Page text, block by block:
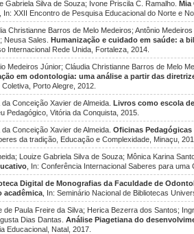
Gabriela Silva de Souza; Ivone Priscila C. Ramalho. Mia
, In: XXII Encontro de Pesquisa Educacional do Norte e
Christianne Barros de Melo Medeiros; Antônio
Neusa Sales.Humanização e cuidado em saúde: a
Internacional Rede Unida, Fortaleza, 2014.
Medeiros Júnior; Cláudia Christianne Barros de Melo
em odontologia: uma análise a partir das
Porto Alegre, 2012.
Conceição Xavier de Almeida. Livros como escola
Pedagógico, Vitória da Conquista, 2015.
Conceição Xavier de Almeida. Oficinas Pedagógicas
da tradição, Educação e Complexidade, Minaçu,
Louize Gabriela Silva de Souza; Mônica Karina
, In: Conferência Internacional Saberes para
Digital de Monografias da Faculdade de
acadêmica , In: Seminário Nacional de Bibliotecas
de Paula Freire da Silva; Herica Bezerra dos Santos;
Dias Dantas.Análise Piagetiana do
Educacional, Natal, 2017.